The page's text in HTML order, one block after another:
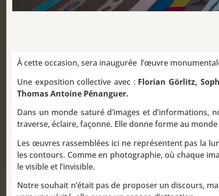
À cette occasion, sera inaugurée l’œuvre
Une exposition collective avec : Florian Görlitz,
Thomas Antoine Pénanguer.
Dans un monde saturé d’images et d’informations,
traverse, éclaire, façonne. Elle donne forme au
Les œuvres rassemblées ici ne représentent pas la
les contours. Comme en photographie, où chaque
le visible et l’invisible.
Notre souhait n’était pas de proposer un discours,